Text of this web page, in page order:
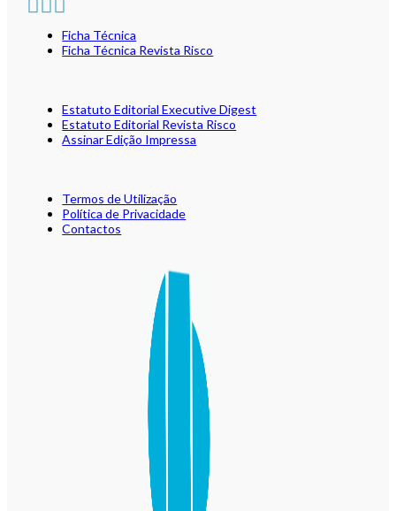
Ficha Técnica
Ficha Técnica Revista Risco
Estatuto Editorial Executive Digest
Estatuto Editorial Revista Risco
Assinar Edição Impressa
Termos de Utilização
Política de Privacidade
Contactos